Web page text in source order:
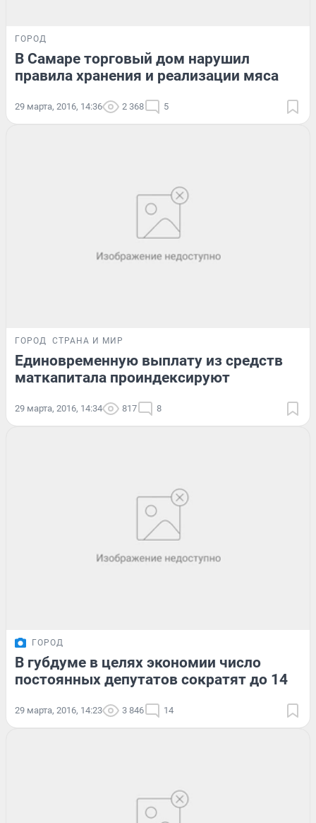
ГОРОД
В Самаре торговый дом нарушил
правила хранения и реализации мяса
29 марта, 2016, 14:36 2 368 5
ГОРОД СТРАНА И МИР
Единовременную выплату из средств
маткапитала проиндексируют
29 марта, 2016, 14:34 817 8
ГОРОД
В губдуме в целях экономии число
постоянных депутатов сократят до 14
29 марта, 2016, 14:23 3 846 14